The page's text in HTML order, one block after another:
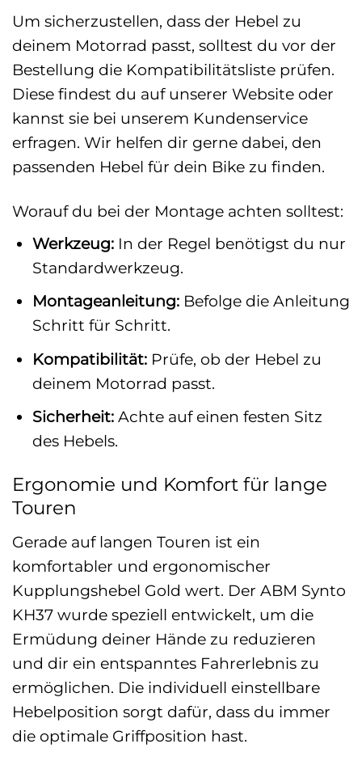
Um sicherzustellen, dass der Hebel zu
deinem Motorrad passt, solltest du vor der
Bestellung die Kompatibilitätsliste prüfen.
Diese findest du auf unserer Website oder
kannst sie bei unserem Kundenservice
erfragen. Wir helfen dir gerne dabei, den
passenden Hebel für dein Bike zu finden.
Worauf du bei der Montage achten solltest:
Werkzeug:In der Regel benötigst du nur
Standardwerkzeug.
Montageanleitung:Befolge die Anleitung
Schritt für Schritt.
Kompatibilität:Prüfe, ob der Hebel zu
deinem Motorrad passt.
Sicherheit:Achte auf einen festen Sitz
des Hebels.
Ergonomie und Komfort für lange
Touren
Gerade auf langen Touren ist ein
komfortabler und ergonomischer
Kupplungshebel Gold wert. Der ABM Synto
KH37 wurde speziell entwickelt, um die
Ermüdung deiner Hände zu reduzieren
und dir ein entspanntes Fahrerlebnis zu
ermöglichen. Die individuell einstellbare
Hebelposition sorgt dafür, dass du immer
die optimale Griffposition hast.